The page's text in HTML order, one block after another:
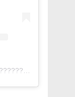
A post shared by ???????????????????? ???????????????????? (@erickelias)